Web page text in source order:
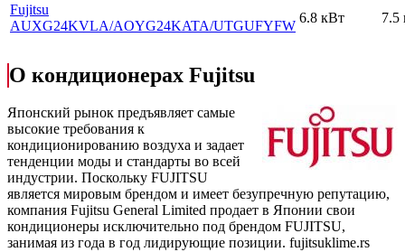
Fujitsu
AUXG24KVLA/AOYG24KATA/UTGUFYFW
6.8 кВт 7.5
О кондиционерах Fujitsu
Японский рынок предъявляет самые
высокие требования к
кондиционированию воздуха и задает
тенденции моды и стандарты во всей
индустрии. Поскольку FUJITSU
является мировым брендом и имеет безупречную репутацию,
компания Fujitsu General Limited продает в Японии свои
кондиционеры исключительно под брендом FUJITSU,
занимая из года в год лидирующие позиции. fujitsuklime.rs